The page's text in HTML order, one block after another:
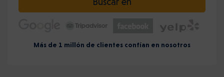
Más de 1 millón de clientes confían en nosotros